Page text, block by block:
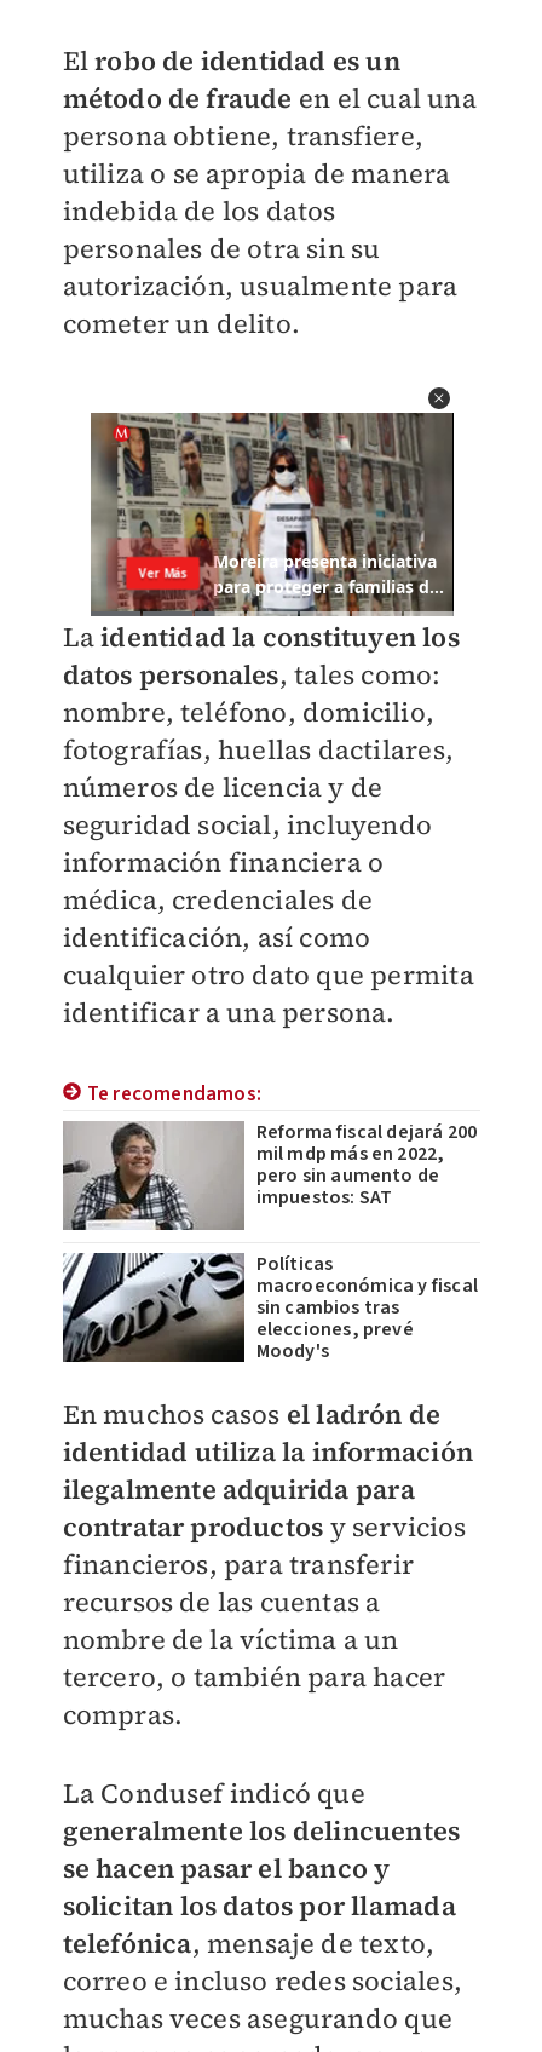
Elrobo de identidad es un
método de fraude en el cual una
persona obtiene, transfiere,
utiliza o se apropia de manera
indebida de los datos
personales de otra sin su
autorización, usualmente para
cometer un delito.
Laidentidad la constituyen los
datos personales, tales como:
nombre, teléfono, domicilio,
fotografías, huellas dactilares,
números de licencia y de
seguridad social, incluyendo
información financiera o
médica, credenciales de
identificación, así como
cualquier otro dato que permita
identificar a una persona.
Te recomendamos:
Reforma fiscal dejará 200
mil mdp más en 2022,
pero sin aumento de
impuestos: SAT
Políticas
macroeconómica y fiscal
sin cambios tras
elecciones, prevé
Moody's
En muchos casos el ladrón de
identidad utiliza la información
ilegalmente adquirida para
contratar productos y servicios
financieros, para transferir
recursos de las cuentas a
nombre de la víctima a un
tercero, o también para hacer
compras.
La Condusef indicó que
generalmente los delincuentes
se hacen pasar el banco y
solicitan los datos por llamada
telefónica, mensaje de texto,
correo e incluso redes sociales,
muchas veces asegurando que